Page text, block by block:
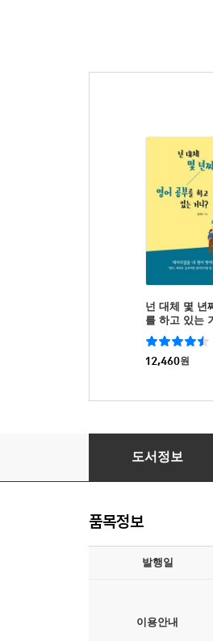
넌 대체 몇 년
를 하고 있는
12,460원
5천만 원으로 시작
도서정보
품목정보
발행일
이용안내